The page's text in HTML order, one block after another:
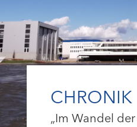
CHRONIK
„Im Wandel der